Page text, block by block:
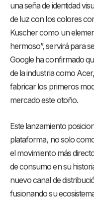
una seña de identidad
de luz con los colores
Kuscher como un
hermoso”, servirá para
Google ha confirmado
de la industria como
fabricar los primeros
mercado este otoño.
Este lanzamiento
plataforma, no solo
el movimiento más
de consumo en su
nuevo canal de
fusionando su